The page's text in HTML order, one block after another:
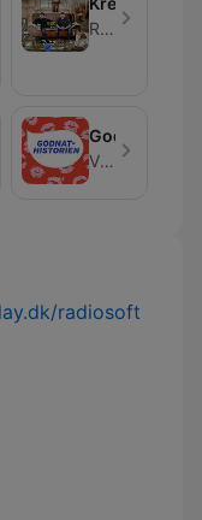
RadioPlay
Vi Unge
radiosoft